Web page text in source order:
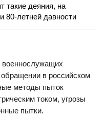
такие деяния, на
80-летней давности
военнослужащих
в российском
методы пыток
током, угрозы
пытки.